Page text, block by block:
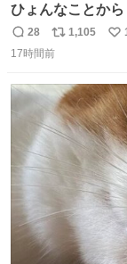
ひょんなことか
なる。 ちなみに最初の半年で『必携ドイツ文法総まとめ』
と『重要単語
Geminiの添削も
てもらう今日この
返
信
28
リ
ポ
ト
数
1,105
い
数
17時間前